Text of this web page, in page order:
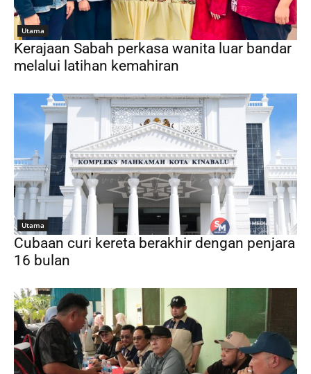
Utama
Kerajaan Sabah perkasa wanita luar bandar
melalui latihan kemahiran
Utama
Cubaan curi kereta berakhir dengan penjara
16 bulan